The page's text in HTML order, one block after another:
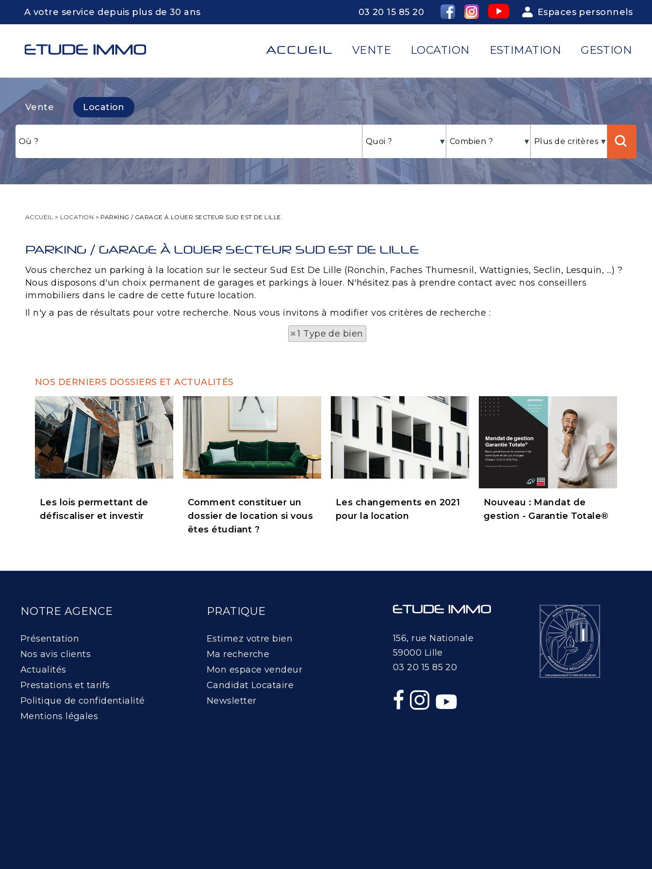
03 20 15 85 20
A votre service depuis plus de 30 ans Espaces personnels
ACCUEIL VENTE LOCATION ESTIMATION GESTION
Vente Location
ACCUEIL > LOCATION > PARKING / GARAGE À LOUER SECTEUR SUD EST DE LILLE
PARKING / GARAGE À LOUER SECTEUR SUD EST DE LILLE
Vous cherchez un parking à la location sur le secteur Sud Est De Lille (Ronchin, Faches Thumesnil, Wattignies, Seclin, Lesquin, ...) ?
Nous disposons d'un choix permanent de garages et parkings à louer. N'hésitez pas à prendre contact avec nos conseillers
immobiliers dans le cadre de cette future location.
Il n'y a pas de résultats pour votre recherche. Nous vous invitons à modifier vos critères de recherche :
1 Type de bien
NOS DERNIERS DOSSIERS ET ACTUALITÉS
Les lois permettant de
défiscaliser et investir
Comment constituer un
dossier de location si vous
êtes étudiant ?
Les changements en 2021
pour la location
Nouveau : Mandat de
gestion - Garantie Totale®
NOTRE AGENCE
Présentation
Nos avis clients
Actualités
Prestations et tarifs
Politique de confidentialité
Mentions légales
PRATIQUE
Estimez votre bien
Ma recherche
Mon espace vendeur
Candidat Locataire
Newsletter
156, rue Nationale
59000 Lille
03 20 15 85 20